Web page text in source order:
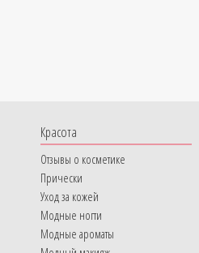
Красота
Отзывы о косметике
Прически
Уход за кожей
Модные ногти
Модные ароматы